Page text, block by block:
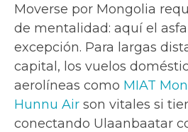
Moverse por Mongolia
de mentalidad: aquí el
excepción. Para largas
capital, los vuelos
aerolíneas como MIAT
Hunnu Air son vitales si
conectando Ulaanbaatar